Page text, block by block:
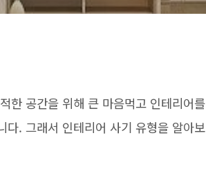
한 공간을 위해 큰 마음먹고 인테리어를
다. 그래서 인테리어 사기 유형을 알아보